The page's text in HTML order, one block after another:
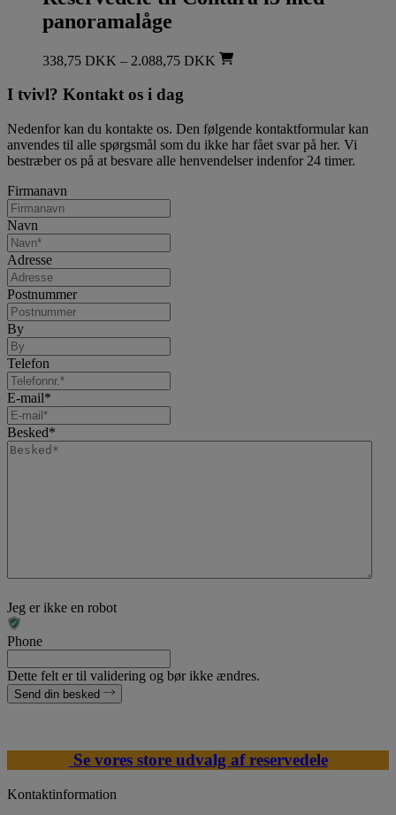
panoramalåge
338,75 DKK – 2.088,75 DKK
I tvivl? Kontakt os i dag
Nedenfor kan du kontakte os. Den følgende kontaktformular kan
anvendes til alle spørgsmål som du ikke har fået svar på her. Vi
bestræber os på at besvare alle henvendelser indenfor 24 timer.
Firmanavn
Navn
Adresse
Postnummer
By
Telefon
E-mail*
Besked*
Jeg er ikke en robot
Phone
Dette felt er til validering og bør ikke ændres.
Send din besked
Se vores store udvalg af reservedele
Kontaktinformation